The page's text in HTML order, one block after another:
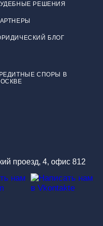
РЕШЕНИЯ
БЛОГ
СПОРЫ В
проезд, 4, офис 812